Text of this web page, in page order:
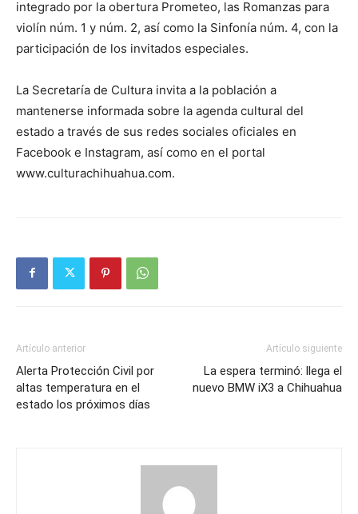
integrado por la obertura Prometeo, las Romanzas para
violín núm. 1 y núm. 2, así como la Sinfonía núm. 4, con la
participación de los invitados especiales.
La Secretaría de Cultura invita a la población a
mantenerse informada sobre la agenda cultural del
estado a través de sus redes sociales oficiales en
Facebook e Instagram, así como en el portal
www.culturachihuahua.com.
Artículo anterior
Alerta Protección Civil por
altas temperatura en el
estado los próximos días
Artículo siguiente
La espera terminó: llega el
nuevo BMW iX3 a Chihuahua